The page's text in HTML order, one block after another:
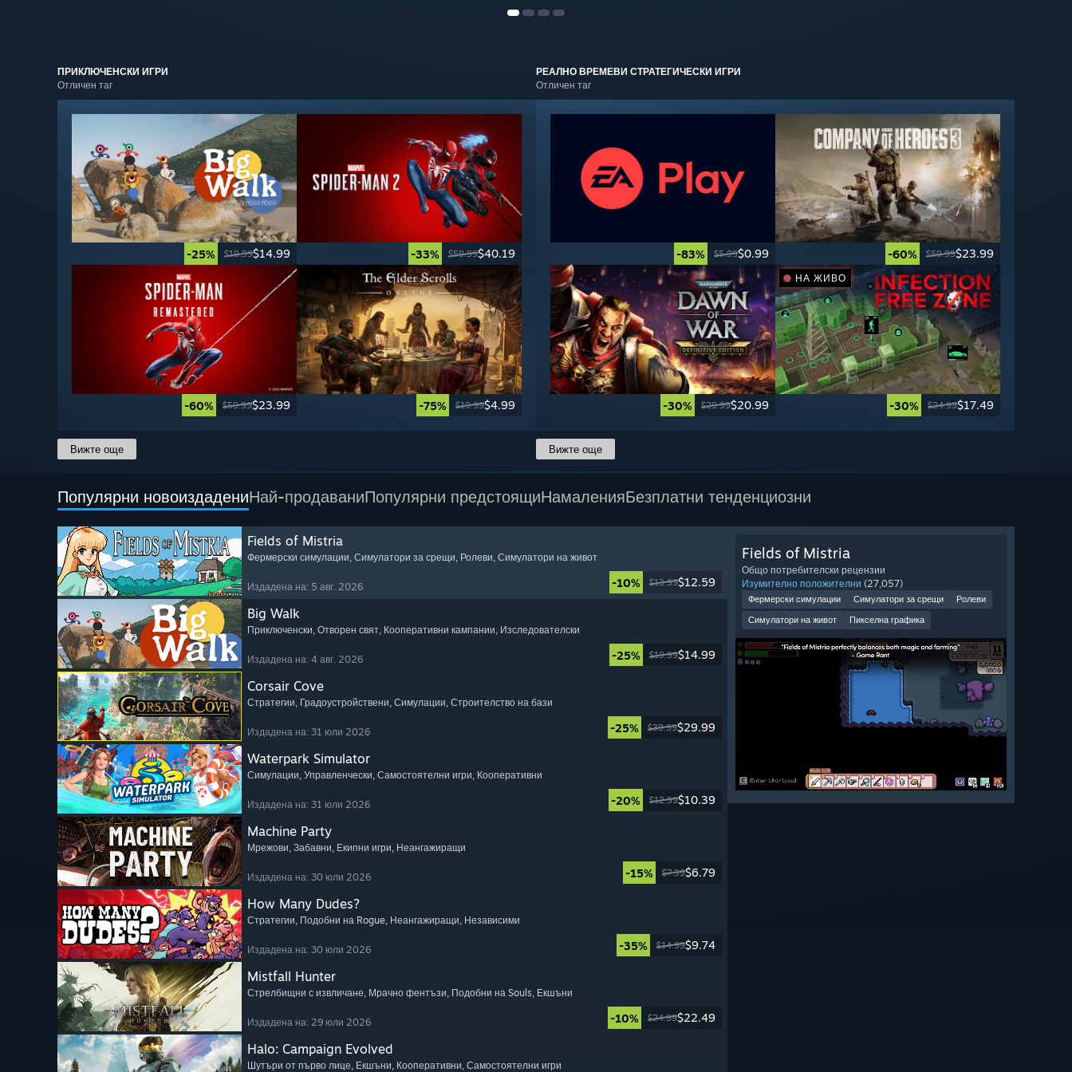
ПРИКЛЮЧЕНСКИ ИГРИ
Отличен таг
-25% $19.99$14.99 -33% $59.99$40.19
-60% $59.99$23.99 -75% $19.99$4.99
Вижте още
РЕАЛНО ВРЕМЕВИ СТРАТЕГИЧЕСКИ ИГРИ
Отличен таг
-83% $5.99$0.99 -60% $59.99$23.99
-30% $29.99$20.99 -30% $24.99$17.49
НА ЖИВО
Вижте още
Популярни новоиздадениНай-продаваниПопулярни предстоящиНамаленияБезплатни тенденциозни
Fields of Mistria
Фермерски симулации, Симулатори за срещи, Ролеви, Симулатори на живот
Издадена на: 5 авг. 2026 -10% $13.99$12.59
Big Walk
Приключенски, Отворен свят, Кооперативни кампании, Изследователски
Издадена на: 4 авг. 2026 -25% $19.99$14.99
Corsair Cove
Стратегии, Градоустройствени, Симулации, Строителство на бази
Издадена на: 31 юли 2026 -25% $39.99$29.99
Waterpark Simulator
Симулации, Управленчески, Самостоятелни игри, Кооперативни
Издадена на: 31 юли 2026 -20% $12.99$10.39
Machine Party
Мрежови, Забавни, Екипни игри, Неангажиращи
Издадена на: 30 юли 2026 -15% $7.99$6.79
How Many Dudes?
Стратегии, Подобни на Rogue, Неангажиращи, Независими
Издадена на: 30 юли 2026 -35% $14.99$9.74
Mistfall Hunter
Стрелбищни с извличане, Мрачно фентъзи, Подобни на Souls, Екшъни
Издадена на: 29 юли 2026 -10% $24.99$22.49
Halo: Campaign Evolved
Шутъри от първо лице, Екшъни, Кооперативни, Самостоятелни игри
Fields of Mistria
Общо потребителски рецензии
Изумително положителни (27,057)
Фермерски симулации Симулатори за срещи
Ролеви
Симулатори на живот
Пикселна графика